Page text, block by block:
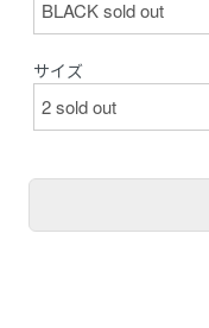
サイズ